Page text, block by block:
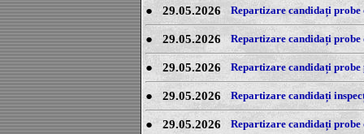
● 29.05.2026 Repartizare candidați
● 29.05.2026 Repartizare candidați
●29.05.2026 Repartizare candidați
● 29.05.2026 Repartizare candidați
● 29.05.2026 Repartizare candidați